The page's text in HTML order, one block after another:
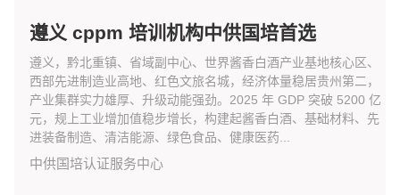
遵义 cppm 培训机构中供国培首选
遵义，黔北重镇、省域副中心、世界酱香白酒产业基地核心区、
西部先进制造业高地、红色文旅名城，经济体量稳居贵州第二，
产业集群实力雄厚、升级动能强劲。2025 年 GDP 突破 5200 亿
元，规上工业增加值稳步增长，构建起酱香白酒、基础材料、先
进装备制造、清洁能源、绿色食品、健康医药...
中供国培认证服务中心